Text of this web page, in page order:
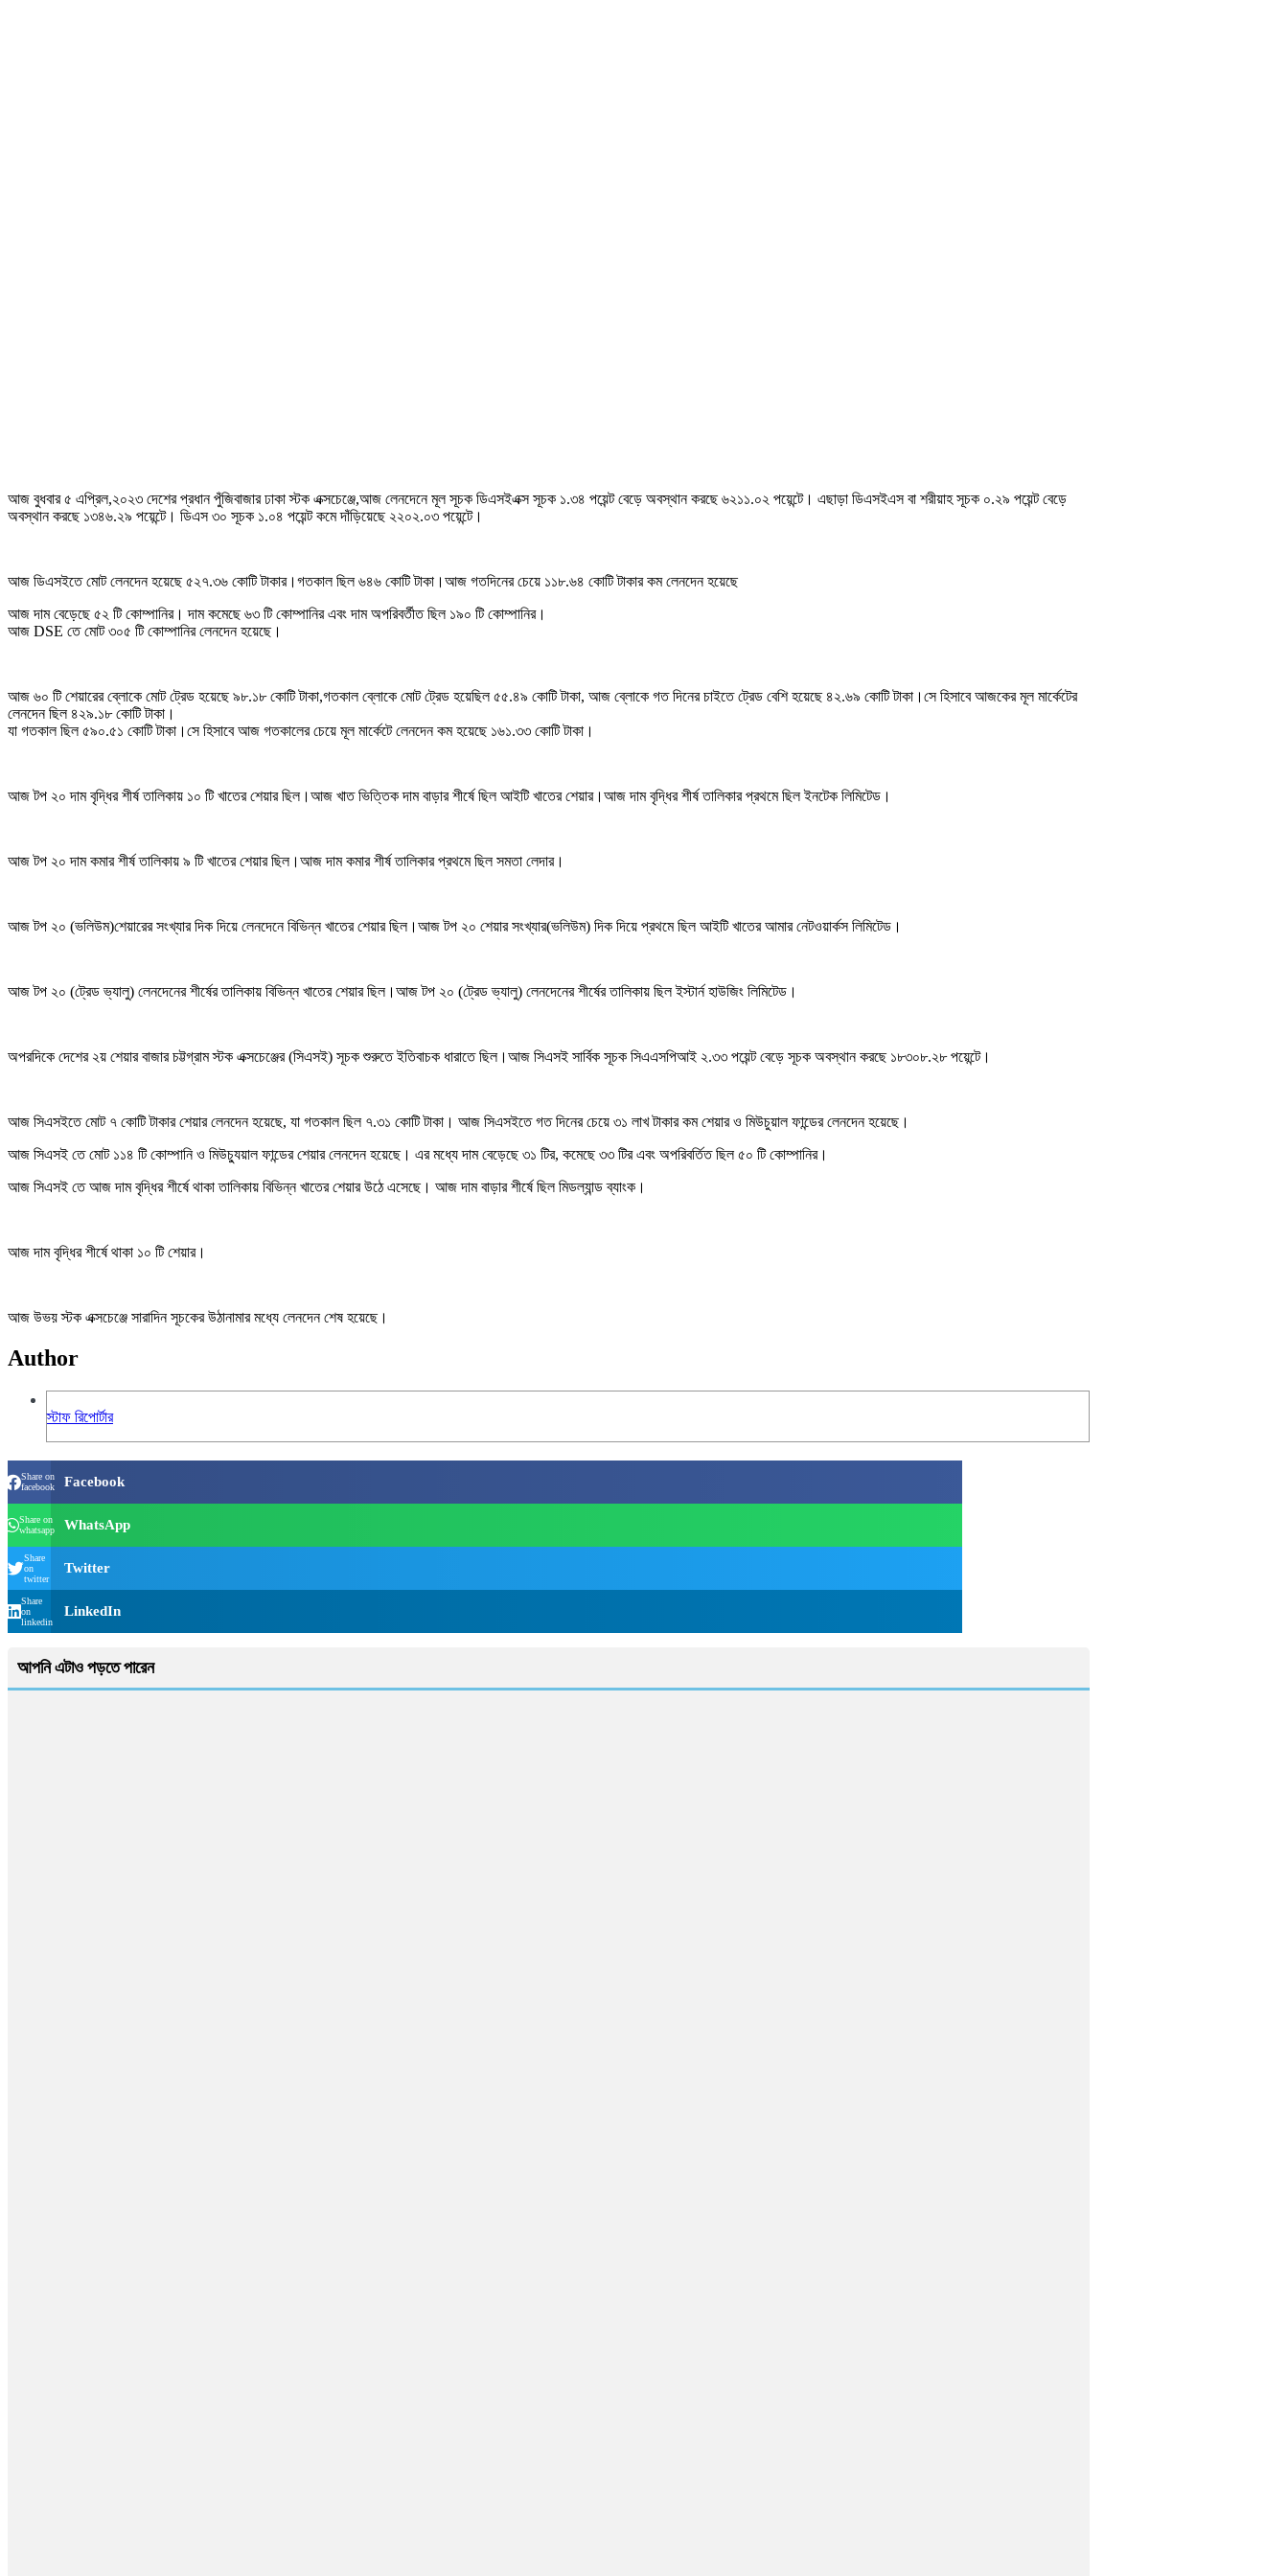
আজ বুধবার ৫ এপ্রিল,২০২৩ দেশের প্রধান পুঁজিবাজার ঢাকা স্টক এক্সচেঞ্জে,আজ লেনদেনে মূল সূচক ডিএসইএক্স সূচক ১.৩৪ পয়েন্ট বেড়ে অবস্থান করছে ৬২১১.০২ পয়েন্টে। এছাড়া ডিএসইএস বা শরীয়াহ সূচক ০.২৯ পয়েন্ট বেড়ে
অবস্থান করছে ১৩৪৬.২৯ পয়েন্টে। ডিএস ৩০ সূচক ১.০৪ পয়েন্ট কমে দাঁড়িয়েছে ২২০২.০৩ পয়েন্টে।
আজ ডিএসইতে মোট লেনদেন হয়েছে ৫২৭.৩৬ কোটি টাকার।গতকাল ছিল ৬৪৬ কোটি টাকা।আজ গতদিনের চেয়ে ১১৮.৬৪ কোটি টাকার কম লেনদেন হয়েছে
আজ দাম বেড়েছে ৫২ টি কোম্পানির। দাম কমেছে ৬৩ টি কোম্পানির এবং দাম অপরিবর্তীত ছিল ১৯০ টি কোম্পানির।
আজ DSE তে মোট ৩০৫ টি কোম্পানির লেনদেন হয়েছে।
আজ ৬০ টি শেয়ারের ব্লোকে মোট ট্রেড হয়েছে ৯৮.১৮ কোটি টাকা,গতকাল ব্লোকে মোট ট্রেড হয়েছিল ৫৫.৪৯ কোটি টাকা, আজ ব্লোকে গত দিনের চাইতে ট্রেড বেশি হয়েছে ৪২.৬৯ কোটি টাকা।সে হিসাবে আজকের মূল মার্কেটের
লেনদেন ছিল ৪২৯.১৮ কোটি টাকা।
যা গতকাল ছিল ৫৯০.৫১ কোটি টাকা।সে হিসাবে আজ গতকালের চেয়ে মূল মার্কেটে লেনদেন কম হয়েছে ১৬১.৩৩ কোটি টাকা।
আজ টপ ২০ দাম বৃদ্ধির শীর্ষ তালিকায় ১০ টি খাতের শেয়ার ছিল।আজ খাত ভিত্তিক দাম বাড়ার শীর্ষে ছিল আইটি খাতের শেয়ার।আজ দাম বৃদ্ধির শীর্ষ তালিকার প্রথমে ছিল ইনটেক লিমিটেড।
আজ টপ ২০ দাম কমার শীর্ষ তালিকায় ৯ টি খাতের শেয়ার ছিল।আজ দাম কমার শীর্ষ তালিকার প্রথমে ছিল সমতা লেদার।
আজ টপ ২০ (ভলিউম)শেয়ারের সংখ্যার দিক দিয়ে লেনদেনে বিভিন্ন খাতের শেয়ার ছিল।আজ টপ ২০ শেয়ার সংখ্যার(ভলিউম) দিক দিয়ে প্রথমে ছিল আইটি খাতের আমার নেটওয়ার্কস লিমিটেড।
আজ টপ ২০ (ট্রেড ভ্যালু) লেনদেনের শীর্ষের তালিকায় বিভিন্ন খাতের শেয়ার ছিল।আজ টপ ২০ (ট্রেড ভ্যালু) লেনদেনের শীর্ষের তালিকায় ছিল ইস্টার্ন হাউজিং লিমিটেড।
অপরদিকে দেশের ২য় শেয়ার বাজার চট্টগ্রাম স্টক এক্সচেঞ্জের (সিএসই) সূচক শুরুতে ইতিবাচক ধারাতে ছিল।আজ সিএসই সার্বিক সূচক সিএএসপিআই ২.৩৩ পয়েন্ট বেড়ে সূচক অবস্থান করছে ১৮৩০৮.২৮ পয়েন্টে।
আজ সিএসইতে মোট ৭ কোটি টাকার শেয়ার লেনদেন হয়েছে, যা গতকাল ছিল ৭.৩১ কোটি টাকা। আজ সিএসইতে গত দিনের চেয়ে ৩১ লাখ টাকার কম শেয়ার ও মিউচুয়াল ফান্ডের লেনদেন হয়েছে।
আজ সিএসই তে মোট ১১৪ টি কোম্পানি ও মিউচ্যুয়াল ফান্ডের শেয়ার লেনদেন হয়েছে। এর মধ্যে দাম বেড়েছে ৩১ টির, কমেছে ৩৩ টির এবং অপরিবর্তিত ছিল ৫০ টি কোম্পানির।
আজ সিএসই তে আজ দাম বৃদ্ধির শীর্ষে থাকা তালিকায় বিভিন্ন খাতের শেয়ার উঠে এসেছে। আজ দাম বাড়ার শীর্ষে ছিল মিডল্যান্ড ব্যাংক।
আজ দাম বৃদ্ধির শীর্ষে থাকা ১০ টি শেয়ার।
আজ উভয় স্টক এক্সচেঞ্জে সারাদিন সূচকের উঠানামার মধ্যে লেনদেন শেষ হয়েছে।
Author
স্টাফ রিপোর্টার
Share on
facebook
Facebook
Share on
whatsapp
WhatsApp
Share
on
twitter
Twitter
Share
on
linkedin
LinkedIn
আপনি এটাও পড়তে পারেন